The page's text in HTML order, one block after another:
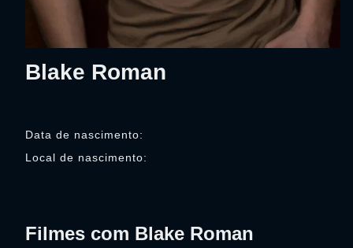
Blake Roman
Data de nascimento:
Local de nascimento:
Filmes com Blake Roman